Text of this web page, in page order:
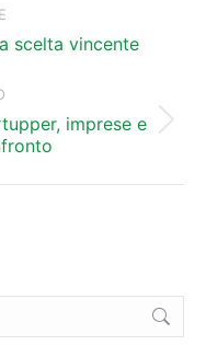
scelta vincente
imprese e